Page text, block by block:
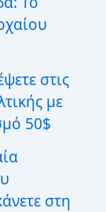
στις
με
50$
στη